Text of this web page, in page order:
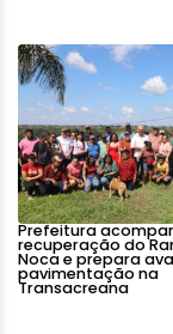
Prefeitura
recuperação do
Noca e prepara
pavimentação na
Transacreana